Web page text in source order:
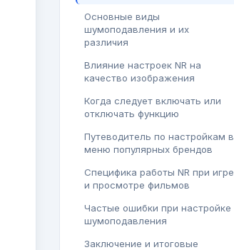
Основные виды
шумоподавления и их
различия
Влияние настроек NR на
качество изображения
Когда следует включать или
отключать функцию
Путеводитель по настройкам в
меню популярных брендов
Специфика работы NR при игре
и просмотре фильмов
Частые ошибки при настройке
шумоподавления
Заключение и итоговые